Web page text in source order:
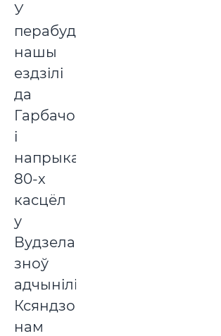
У
перабудову
нашы
ездзілі
да
Гарбачова,
і
напрыканцы
80-х
касцёл
у
Вудзела
зноў
адчынілі.
Ксяндзом
нам